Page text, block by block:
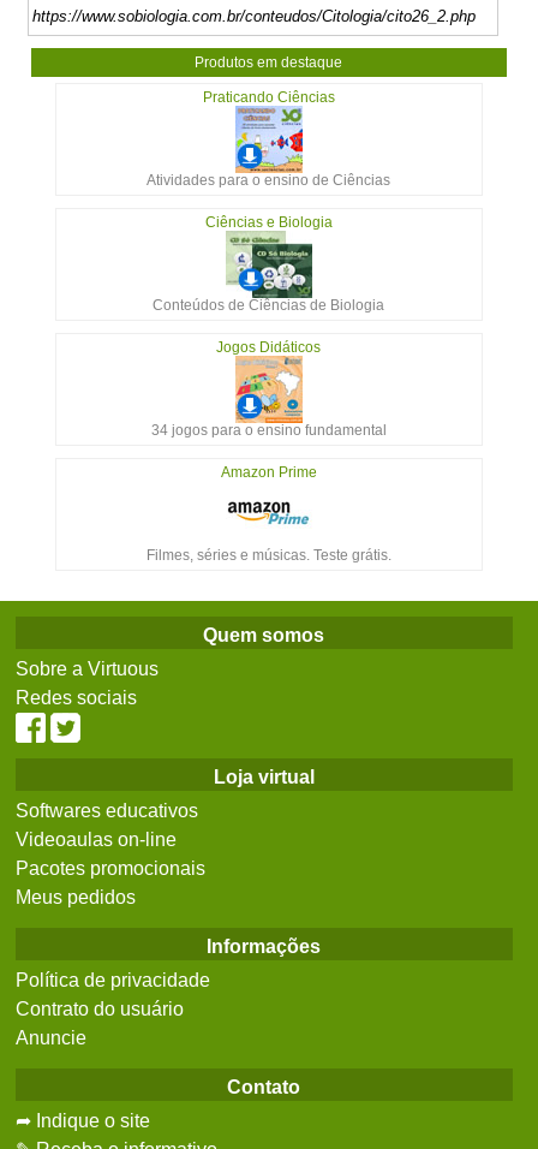
https://www.sobiologia.com.br/conteudos/Citologia/cito26_2.php
Produtos em destaque
Praticando Ciências
Atividades para o ensino de Ciências
Ciências e Biologia
Conteúdos de Ciências de Biologia
Jogos Didáticos
34 jogos para o ensino fundamental
Amazon Prime
Filmes, séries e músicas. Teste grátis.
Quem somos
Sobre a Virtuous
Redes sociais
Loja virtual
Softwares educativos
Videoaulas on-line
Pacotes promocionais
Meus pedidos
Informações
Política de privacidade
Contrato do usuário
Anuncie
Contato
➦ Indique o site